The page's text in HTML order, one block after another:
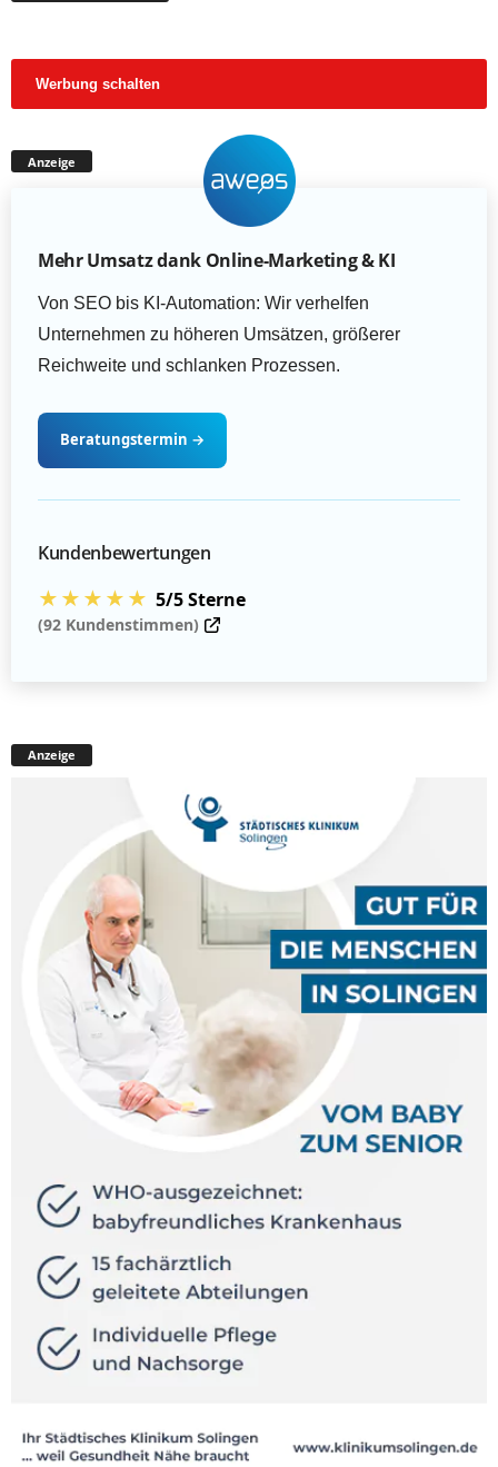
Werbung schalten
Anzeige
Mehr Umsatz dank Online-Marketing & KI
Von SEO bis KI-Automation: Wir verhelfen
Unternehmen zu höheren Umsätzen, größerer
Reichweite und schlanken Prozessen.
Beratungstermin →
Kundenbewertungen
★★★★★ 5/5 Sterne
(92 Kundenstimmen)
Anzeige